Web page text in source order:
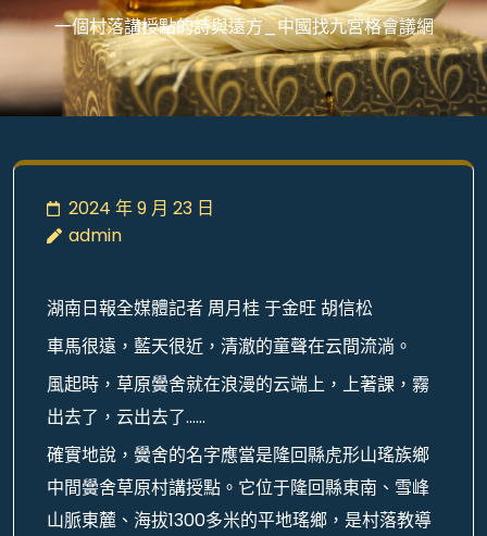
一個村落講授點的詩與遠方_中國找九宮格會議網
2024 年 9 月 23 日
admin
湖南日報全媒體記者 周月桂 于金旺 胡信松
車馬很遠，藍天很近，清澈的童聲在云間流淌。
風起時，草原黌舍就在浪漫的云端上，上著課，霧
出去了，云出去了……
確實地說，黌舍的名字應當是隆回縣虎形山瑤族鄉
中間黌舍草原村講授點。它位于隆回縣東南、雪峰
山脈東麓、海拔1300多米的平地瑤鄉，是村落教導